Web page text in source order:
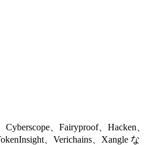
、Fairyproof、Hacken、
、Verichains、Xangle な